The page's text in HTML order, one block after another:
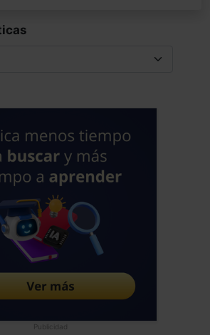
Publicidad